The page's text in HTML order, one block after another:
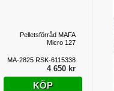
Pelletsförråd MAFA
Micro 127
MA-2825 RSK-6115338
4 650 kr
KÖP